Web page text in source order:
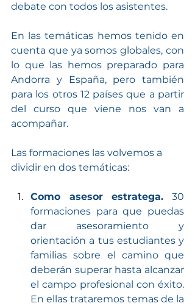
debate con todos los asistentes.
En las temáticas hemos tenido en
cuenta que ya somos globales, con
lo que las hemos preparado para
Andorra y España, pero también
para los otros 12 países que a partir
del curso que viene nos van a
acompañar.
Las formaciones las volvemos a
dividir en dos temáticas:
Como asesor estratega. 30
formaciones para que puedas
dar asesoramiento y
orientación a tus estudiantes y
familias sobre el camino que
deberán superar hasta alcanzar
el campo profesional con éxito.
En ellas trataremos temas de la